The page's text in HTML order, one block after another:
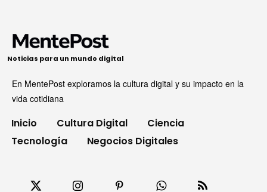
Noticias para un mundo digital
En MentePost exploramos la cultura digital y su impacto en la
vida cotidiana
Inicio Cultura Digital
Ciencia
Tecnología
Negocios Digitales